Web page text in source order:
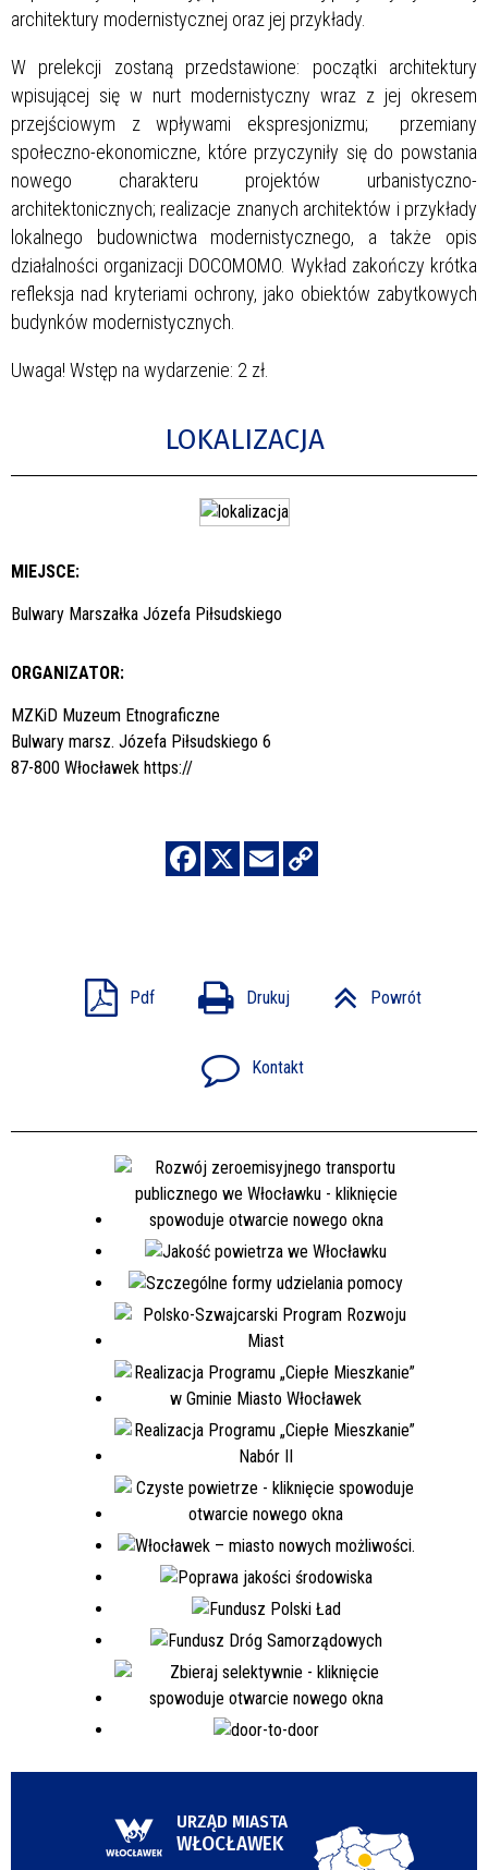
architektury modernistycznej oraz jej przykłady.
W prelekcji zostaną przedstawione: początki architektury
wpisującej się w nurt modernistyczny wraz z jej okresem
przejściowym z wpływami ekspresjonizmu; przemiany
społeczno-ekonomiczne, które przyczyniły się do powstania
nowego charakteru projektów urbanistyczno-
architektonicznych; realizacje znanych architektów i przykłady
lokalnego budownictwa modernistycznego, a także opis
działalności organizacji DOCOMOMO. Wykład zakończy krótka
refleksja nad kryteriami ochrony, jako obiektów zabytkowych
budynków modernistycznych.
Uwaga! Wstęp na wydarzenie: 2 zł.
LOKALIZACJA
MIEJSCE:
Bulwary Marszałka Józefa Piłsudskiego
ORGANIZATOR:
MZKiD Muzeum Etnograficzne
Bulwary marsz. Józefa Piłsudskiego 6
87-800 Włocławek https://
Pdf Drukuj Powrót
Kontakt
URZĄD MIASTA
WŁOCŁAWEK